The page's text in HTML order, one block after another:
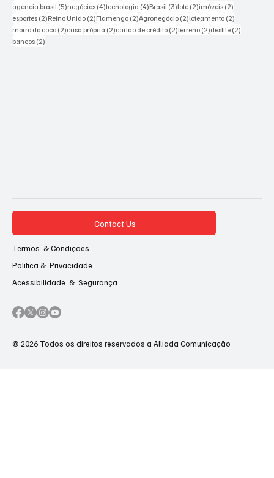
agencia brasil (5)5 posts
negócios (4)4 posts
tecnologia (4)4 posts
Brasil (3)3 posts
lote (2)2 posts
imóveis (2)
esportes (2)2 posts
Reino Unido (2)2 posts
Flamengo (2)2 posts
Agronegócio (2)2 posts
loteamento (2)
morro do coco (2)2 posts
casa própria (2)2 posts
cartão de crédito (2)2 posts
terreno (2)2 posts
desfile (2)
bancos (2)
Contact Us
Termos & Condições
Politica & Privacidade
Acessibilidade & Segurança
© 2026 Todos os direitos reservados a Alliada Comunicação